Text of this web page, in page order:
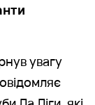
увагу